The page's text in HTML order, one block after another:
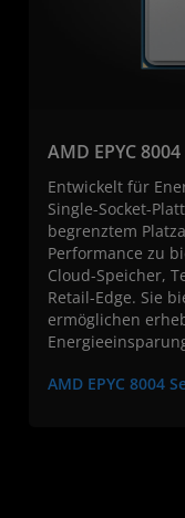
AMD EPYC
Entwickelt für
Single-Socket-
begrenztem
Performance zu
Cloud-Speicher,
Retail-Edge. Sie
ermöglichen
AMD EPYC 8004